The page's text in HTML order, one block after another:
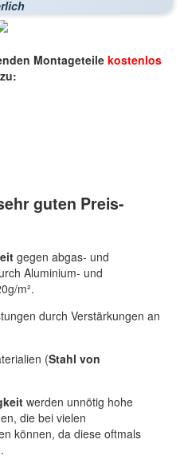
Montageteilekostenlos
guten Preis-
gegen abgas- und
Aluminium- und
m².
durch Verstärkungen an
(Stahl von
werden unnötig hohe
die bei vielen
können, da diese oftmals